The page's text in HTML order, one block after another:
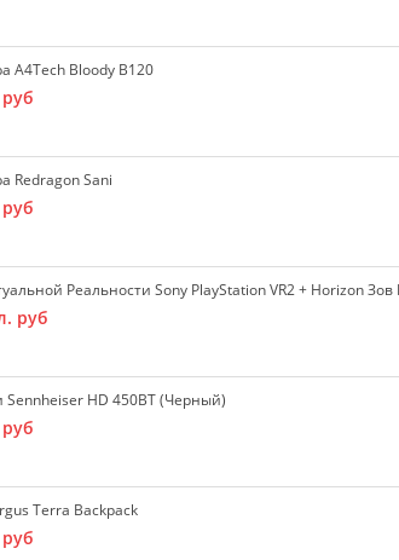
A4Tech Bloody B120
Redragon Sani
Реальности Sony PlayStation VR2 + Horizon Зов
руб
HD 450BT (черный)
Terra Backpack